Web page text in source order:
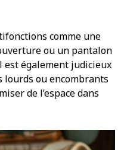
comme une
ou un pantalon
également judicieux
ou encombrants
de l’espace dans